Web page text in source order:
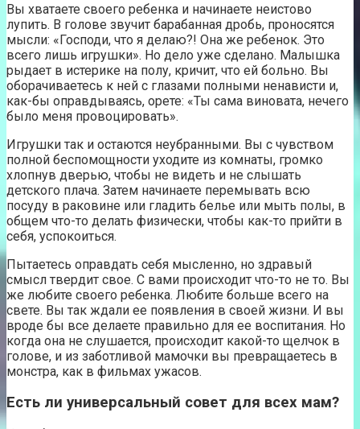
Вы хватаете своего ребенка и начинаете неистово
лупить. В голове звучит барабанная дробь, проносятся
мысли: «Господи, что я делаю?! Она же ребенок. Это
всего лишь игрушки». Но дело уже сделано. Малышка
рыдает в истерике на полу, кричит, что ей больно. Вы
оборачиваетесь к ней с глазами полными ненависти и,
как-бы оправдываясь, орете: «Ты сама виновата, нечего
было меня провоцировать».
Игрушки так и остаются неубранными. Вы с чувством
полной беспомощности уходите из комнаты, громко
хлопнув дверью, чтобы не видеть и не слышать
детского плача. Затем начинаете перемывать всю
посуду в раковине или гладить белье или мыть полы, в
общем что-то делать физически, чтобы как-то прийти в
себя, успокоиться.
Пытаетесь оправдать себя мысленно, но здравый
смысл твердит свое. С вами происходит что-то не то. Вы
же любите своего ребенка. Любите больше всего на
свете. Вы так ждали ее появления в своей жизни. И вы
вроде бы все делаете правильно для ее воспитания. Но
когда она не слушается, происходит какой-то щелчок в
голове, и из заботливой мамочки вы превращаетесь в
монстра, как в фильмах ужасов.
Есть ли универсальный совет для всех мам?